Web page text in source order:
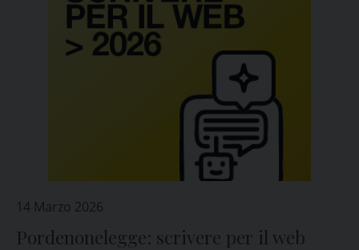
14 Marzo 2026
Pordenonelegge: scrivere per il web